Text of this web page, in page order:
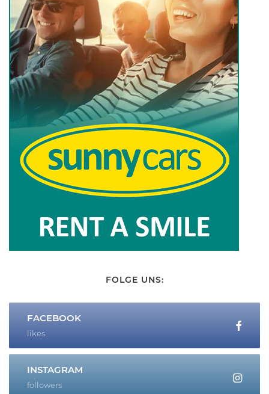
FOLGE UNS:
FACEBOOK
likes
INSTAGRAM
followers